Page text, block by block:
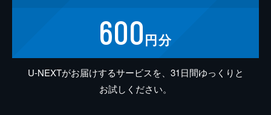
600円分
U-NEXTがお届けするサービスを、31日間ゆっくりと
お試しください。